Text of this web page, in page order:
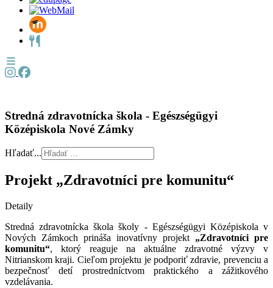
Stredná zdravotnícka škola - Egészségügyi
Középiskola Nové Zámky
Hľadať...
Projekt „Zdravotníci pre komunitu“
Detaily
Stredná zdravotnícka škola školy - Egészségügyi Középiskola v
Nových Zámkoch prináša inovatívny projekt „Zdravotníci pre
komunitu“, ktorý reaguje na aktuálne zdravotné výzvy v
Nitrianskom kraji. Cieľom projektu je podporiť zdravie, prevenciu a
bezpečnosť detí prostredníctvom praktického a zážitkového
vzdelávania.